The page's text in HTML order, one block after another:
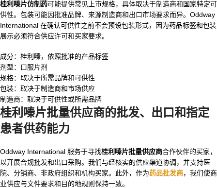
桂利嗪片仿制药可能提供常见上市规格，具体取决于制造商和国家特定可
供性。包装可能因批准品牌、来源制造商和出口市场要求而异。Oddway
International 在确认可供性之前不会预设包装形式，因为药品标签和包装
展示必须符合供应许可和买家要求。
成分：桂利嗪，依照批准的产品标签
剂型：口服片剂
规格：取决于所需品牌和可供性
包装：取决于制造商和市场供应
制造商：取决于可供性或所需品牌
桂利嗪片批量供应商的批发、出口和指定
患者供药能力
Oddway International 服务于寻找桂利嗪片批量供应商合作伙伴的买家，
以开展合规批发和出口采购。我们与经核实的供应渠道协调，并支持医
院、分销商、非政府组织和机构买家。此外，作为药品批发商，我们使商
业供应与文件要求和目的地规则保持一致。